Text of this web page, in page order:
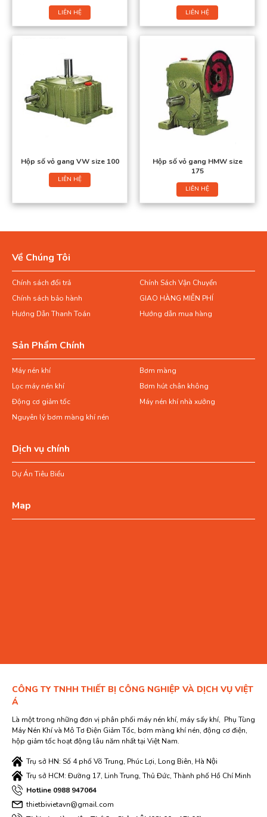
LIÊN HỆ LIÊN HỆ
Hộp số vỏ gang VW size 100
LIÊN HỆ
Hộp số vỏ gang HMW size
175
LIÊN HỆ
Về Chúng Tôi
Chính sách đổi trả
Chính Sách Vận Chuyển
Chính sách bảo hành
GIAO HÀNG MIỄN PHÍ
Hướng Dẫn Thanh Toán
Hướng dẫn mua hàng
Sản Phẩm Chính
Máy nén khí
Bơm màng
Lọc máy nén khí
Bơm hút chân không
Động cơ giảm tốc
Máy nén khí nhà xưởng
Nguyên lý bơm màng khí nén
Dịch vụ chính
Dự Án Tiêu Biểu
Map
CÔNG TY TNHH THIẾT BỊ CÔNG NGHIỆP VÀ DỊCH VỤ VIỆT
Á
Là một trong những đơn vị phân phối máy nén khí, máy sấy khí, Phụ Tùng
Máy Nén Khí và Mô Tơ Điện Giảm Tốc, bơm màng khí nén, động cơ điện,
hộp giảm tốc hoạt động lâu năm nhất tại Việt Nam.
Trụ sở HN: Số 4 phố Võ Trung, Phúc Lợi, Long Biên, Hà Nội
Trụ sở HCM: Đường 17, Linh Trung, Thủ Đức, Thành phố Hồ Chí Minh
Hotline 0988 947064
thietbivietavn@gmail.com